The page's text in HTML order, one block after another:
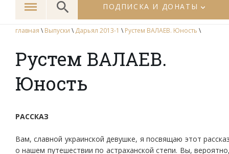
ПОДПИСКА И ДОНАТЫ
главная \ Выпуски \ Дарьял 2013-1 \ Рустем ВАЛАЕВ. Юность \
Рустем ВАЛАЕВ.
Юность
РАССКАЗ
Вам, славной украинской девушке, я посвящаю этот
о нашем путешествии по астраханской степи. Вы,